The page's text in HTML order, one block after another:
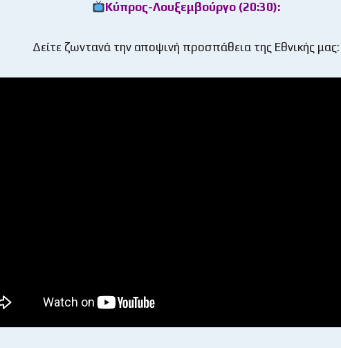
Κύπρος-Λουξεμβούργο (20:30):
Δείτε ζωντανά την αποψινή προσπάθεια της Εθνικής μας: